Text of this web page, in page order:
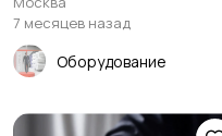
7 месяцев назад
Оборудование